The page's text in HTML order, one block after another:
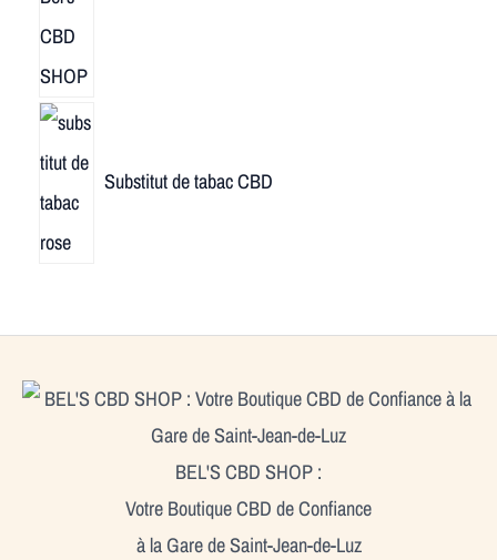
Substitut de tabac CBD
BEL'S CBD SHOP :
Votre Boutique CBD de Confiance
à la Gare de Saint-Jean-de-Luz